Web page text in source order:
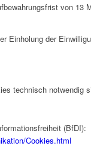
von 13
Einholung der
technisch notwendig
(BfDI):
Cookies.html